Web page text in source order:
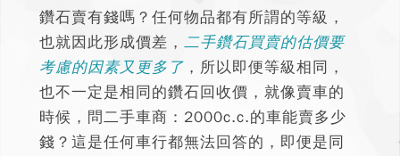
鑽石賣有錢嗎？任何物品都有所謂的等級，
也就因此形成價差，二手鑽石買賣的估價要
考慮的因素又更多了 ，所以即便等級相同，
也不一定是相同的鑽石回收價，就像賣車的
時候，問二手車商：2000c.c.的車能賣多少
錢？這是任何車行都無法回答的，即便是同